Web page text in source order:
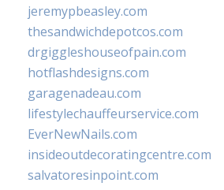
jeremypbeasley.com
thesandwichdepotcos.com
drgiggleshouseofpain.com
hotflashdesigns.com
garagenadeau.com
lifestylechauffeurservice.com
EverNewNails.com
insideoutdecoratingcentre.com
salvatoresinpoint.com